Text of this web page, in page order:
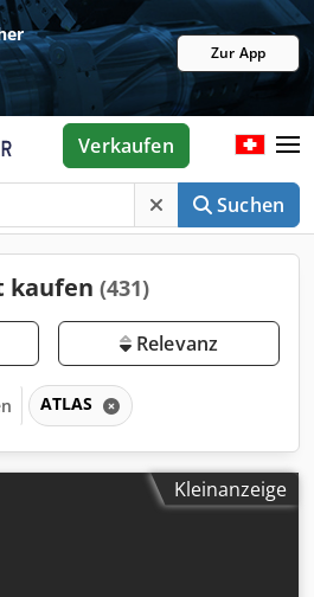
Zur App
Suchen
Verkaufen
kaufen (431)
Relevanz
ATLAS
Kleinanzeige